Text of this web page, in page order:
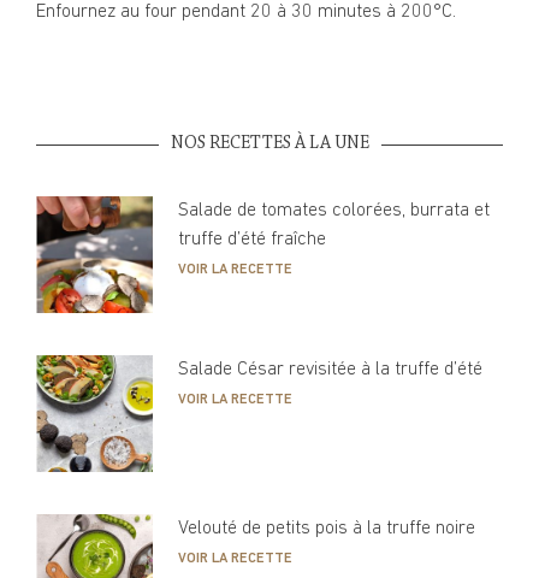
Enfournez au four pendant 20 à 30 minutes à 200°C.
NOS RECETTES À LA UNE
Salade de tomates colorées, burrata et
truffe d’été fraîche
VOIR LA RECETTE
Salade César revisitée à la truffe d’été
VOIR LA RECETTE
Velouté de petits pois à la truffe noire
VOIR LA RECETTE